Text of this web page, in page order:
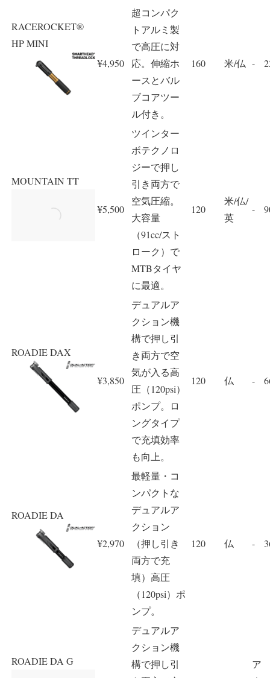
RACEROCKET®
HP MINI
¥4,950
超コンパク
トアルミ製
で高圧に対
応。伸縮ホ
ースとバル
ブコアツー
ル付き。
160 米/仏 -
MOUNTAIN TT
¥5,500
ツインター
ボテクノロ
ジーで押し
引き両方で
空気圧縮。
大容量
（91cc/スト
ローク）で
MTBタイヤ
に最適。
120
米/仏/
英
-
ROADIE DAX
¥3,850
デュアルア
クション機
構で押し引
き両方で空
気が入る高
圧（120psi）
ポンプ。ロ
ングタイプ
で充填効率
も向上。
120 仏 -
ROADIE DA
¥2,970
最軽量・コ
ンパクトな
デュアルア
クション
（押し引き
両方で充
填）高圧
（120psi）ポ
ンプ。
120 仏 -
ROADIE DA G
デュアルア
クション機
構で押し引
ア